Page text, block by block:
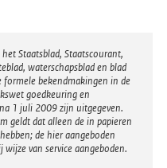
Staatsblad, Staatscourant,
waterschapsblad en blad
formele bekendmakingen in de
goedkeuring en
1 juli 2009 zijn uitgegeven.
geldt dat alleen de in papieren
de hier aangeboden
van service aangeboden.